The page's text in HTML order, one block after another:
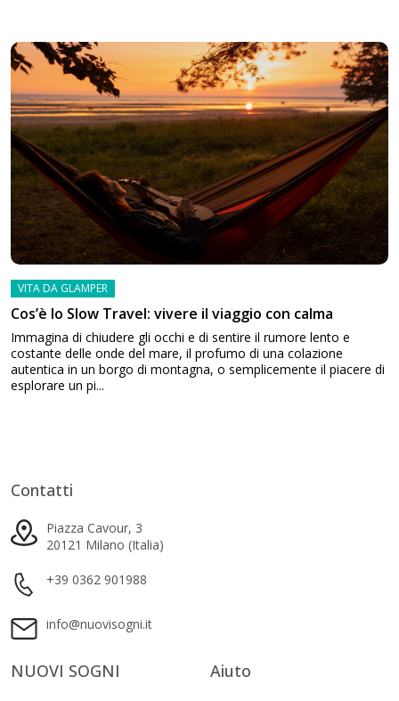
VITA DA GLAMPER
Cos’è lo Slow Travel: vivere il viaggio con calma
Immagina di chiudere gli occhi e di sentire il rumore lento e
costante delle onde del mare, il profumo di una colazione
autentica in un borgo di montagna, o semplicemente il piacere di
esplorare un pi...
Contatti
Piazza Cavour, 3
20121 Milano (Italia)
+39 0362 901988
info@nuovisogni.it
NUOVI SOGNI Aiuto